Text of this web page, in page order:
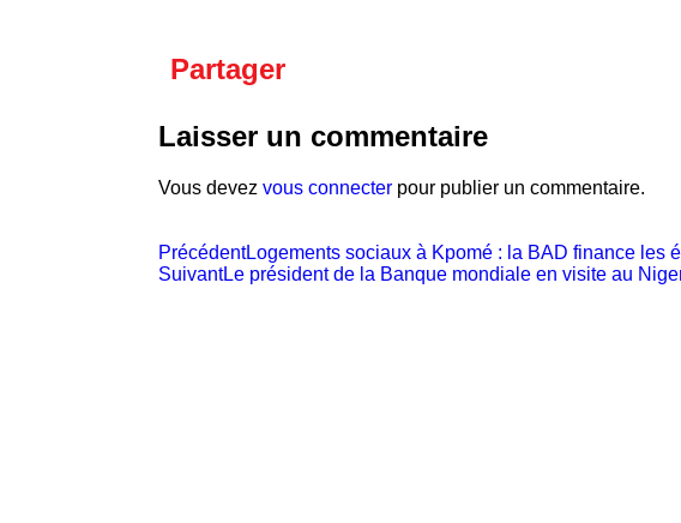
Partager
Laisser un commentaire
Vous devez vous connecter pour publier un commentaire.
PrécédentLogements sociaux à Kpomé : la BAD finance les
SuivantLe président de la Banque mondiale en visite au